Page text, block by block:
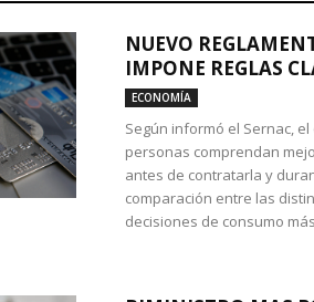
NUEVO
IMPONE REGLAS
ECONOMÍA
Según informó el Sernac,
personas comprendan
antes de contratarla y
comparación entre las
decisiones de consumo